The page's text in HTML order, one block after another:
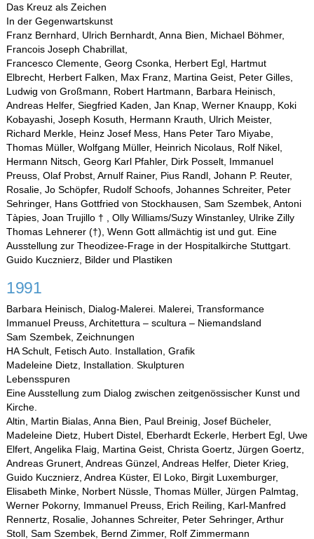
Das Kreuz als Zeichen
In der Gegenwartskunst
Franz Bernhard, Ulrich Bernhardt, Anna Bien, Michael Böhmer,
Francois Joseph Chabrillat,
Francesco Clemente, Georg Csonka, Herbert Egl, Hartmut
Elbrecht, Herbert Falken, Max Franz, Martina Geist, Peter Gilles,
Ludwig von Großmann, Robert Hartmann, Barbara Heinisch,
Andreas Helfer, Siegfried Kaden, Jan Knap, Werner Knaupp, Koki
Kobayashi, Joseph Kosuth, Hermann Krauth, Ulrich Meister,
Richard Merkle, Heinz Josef Mess, Hans Peter Taro Miyabe,
Thomas Müller, Wolfgang Müller, Heinrich Nicolaus, Rolf Nikel,
Hermann Nitsch, Georg Karl Pfahler, Dirk Posselt, Immanuel
Preuss, Olaf Probst, Arnulf Rainer, Pius Randl, Johann P. Reuter,
Rosalie, Jo Schöpfer, Rudolf Schoofs, Johannes Schreiter, Peter
Sehringer, Hans Gottfried von Stockhausen, Sam Szembek, Antoni
Tàpies, Joan Trujillo † , Olly Williams/Suzy Winstanley, Ulrike Zilly
Thomas Lehnerer (†), Wenn Gott allmächtig ist und gut. Eine
Ausstellung zur Theodizee-Frage in der Hospitalkirche Stuttgart.
Guido Kucznierz, Bilder und Plastiken
1991
Barbara Heinisch, Dialog-Malerei. Malerei, Transformance
Immanuel Preuss, Architettura – scultura – Niemandsland
Sam Szembek, Zeichnungen
HA Schult, Fetisch Auto. Installation, Grafik
Madeleine Dietz, Installation. Skulpturen
Lebensspuren
Eine Ausstellung zum Dialog zwischen zeitgenössischer Kunst und
Kirche.
Altin, Martin Bialas, Anna Bien, Paul Breinig, Josef Bücheler,
Madeleine Dietz, Hubert Distel, Eberhardt Eckerle, Herbert Egl, Uwe
Elfert, Angelika Flaig, Martina Geist, Christa Goertz, Jürgen Goertz,
Andreas Grunert, Andreas Günzel, Andreas Helfer, Dieter Krieg,
Guido Kucznierz, Andrea Küster, El Loko, Birgit Luxemburger,
Elisabeth Minke, Norbert Nüssle, Thomas Müller, Jürgen Palmtag,
Werner Pokorny, Immanuel Preuss, Erich Reiling, Karl-Manfred
Rennertz, Rosalie, Johannes Schreiter, Peter Sehringer, Arthur
Stoll, Sam Szembek, Bernd Zimmer, Rolf Zimmermann